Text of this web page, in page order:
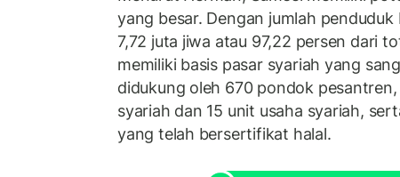
yang besar. Dengan jumlah
7,72 juta jiwa atau 97,22 persen dari
memiliki basis pasar syariah yang
didukung oleh 670 pondok
syariah dan 15 unit usaha syariah,
yang telah bersertifikat halal.